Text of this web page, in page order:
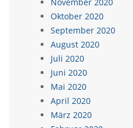
Oktober 2020
September 2020
August 2020
Juli 2020
Juni 2020
Mai 2020
April 2020
März 2020